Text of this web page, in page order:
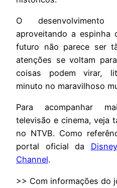
O
aproveitando a espinha
futuro não parece ser
atenções se voltam
coisas podem virar,
minuto no maravilhoso
Para acompanhar
televisão e cinema, veja
no NTVB. Como
portal oficial da Disney
Channel.
>> Com informações do